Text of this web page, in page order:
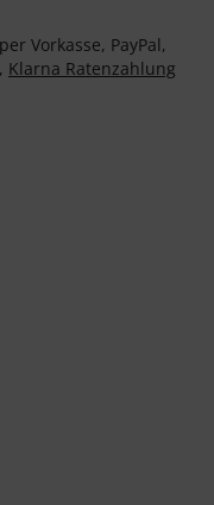
Vorkasse, PayPal,
, Klarna Ratenzahlung